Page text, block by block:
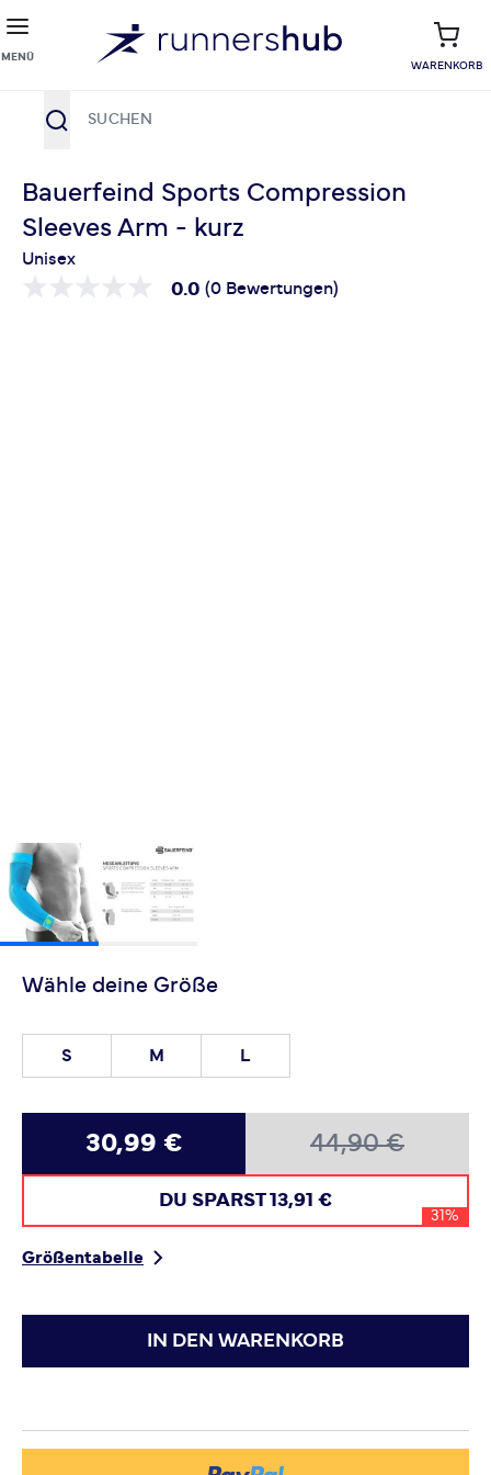
MENÜ
WARENKORB
Bauerfeind Sports Compression
Sleeves Arm - kurz
Unisex
0.0 (0 Bewertungen)
Wähle deine Größe
S M L
30,99 € 44,90 €
DU SPARST 13,91 €
31%
Größentabelle
IN DEN WARENKORB